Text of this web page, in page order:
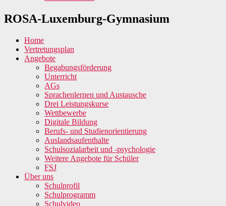
ROSA-Luxemburg-Gymnasium
Home
Vertretungsplan
Angebote
Begabungsförderung
Unterricht
AGs
Sprachenlernen und Austausche
Drei Leistungskurse
Wettbewerbe
Digitale Bildung
Berufs- und Studienorientierung
Auslandsaufenthalte
Schulsozialarbeit und -psychologie
Weitere Angebote für Schüler
FSJ
Über uns
Schulprofil
Schulprogramm
Schulvideo